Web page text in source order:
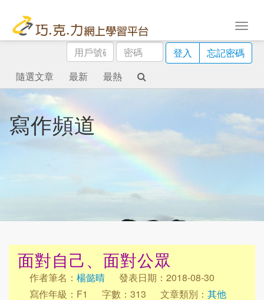
用
戶
號
碼
密
碼
登入
忘記密碼
隨選文章
最新 最熱
寫作頻道
面對自己、面對公眾
作者筆名： 楊懿晴
發表日期：2018-08-30
寫作年級：F1
字數：313 文章類別： 其他